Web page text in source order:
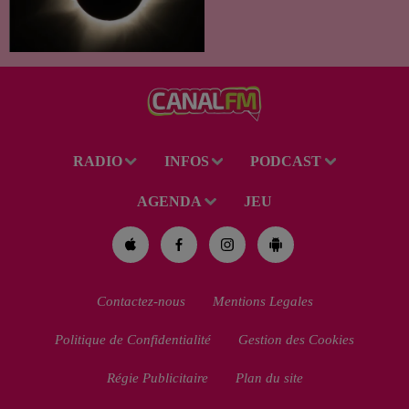
RADIO INFOS PODCAST
AGENDA JEU
Contactez-nous Mentions Legales
Politique de Confidentialité Gestion des Cookies
Régie Publicitaire Plan du site